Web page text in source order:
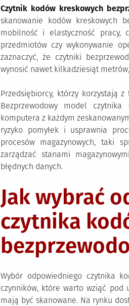
Czytnik kodów kreskowych
skanowanie kodów kreskowych
mobilność i elastyczność pracy,
przedmiotów czy wykonywanie
zaznaczyć, że czytniki
wynosić nawet kilkadziesiąt
Przedsiębiorcy, którzy korzystają
Bezprzewodowy model
komputera z każdym
ryzyko pomyłek i usprawnia
procesów magazynowych, taki
zarządzać stanami
błędnych danych.
Jak wybrać
czytnika
Wybór odpowiedniego czytnika
czynników, które warto wziąć pod
mają być skanowane. Na rynku